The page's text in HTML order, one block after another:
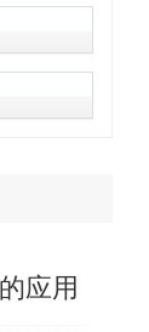
应用